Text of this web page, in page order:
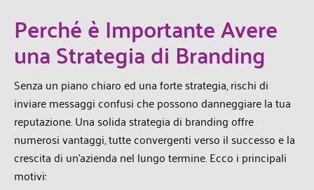
Perché è Importante Avere
una Strategia di Branding
Senza un piano chiaro ed una forte strategia, rischi di
inviare messaggi confusi che possono danneggiare la tua
reputazione. Una solida strategia di branding offre
numerosi vantaggi, tutte convergenti verso il successo e la
crescita di un’azienda nel lungo termine. Ecco i principali
motivi: